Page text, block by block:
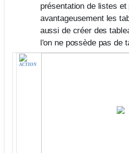
présentation de listes
avantageusement les
aussi de créer des
l'on ne possède pas de
ACTION